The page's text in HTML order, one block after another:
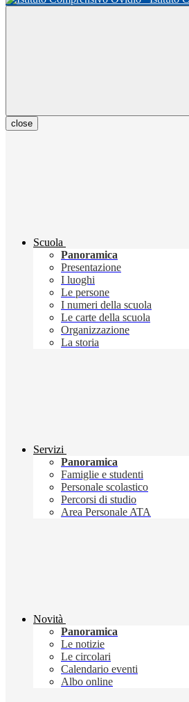
close
Scuola
Panoramica
Presentazione
I luoghi
Le persone
I numeri della scuola
Le carte della scuola
Organizzazione
La storia
Servizi
Panoramica
Famiglie e studenti
Personale scolastico
Percorsi di studio
Area Personale ATA
Novità
Panoramica
Le notizie
Le circolari
Calendario eventi
Albo online